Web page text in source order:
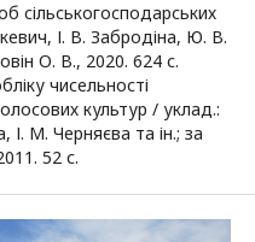
сільськогосподарських
І. В. Забродіна, Ю. В.
О. В., 2020. 624 с.
чисельності
культур / уклад.:
М. Черняєва та ін.; за
52 с.